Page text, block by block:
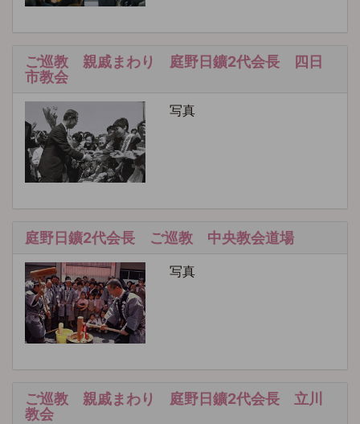
ご巡教 親戚まわり 庭野日鑛2代会長 四日
市教会
写真
庭野日鑛2代会長 ご巡教 中央教会道場
写真
ご巡教 親戚まわり 庭野日鑛2代会長 立川
教会